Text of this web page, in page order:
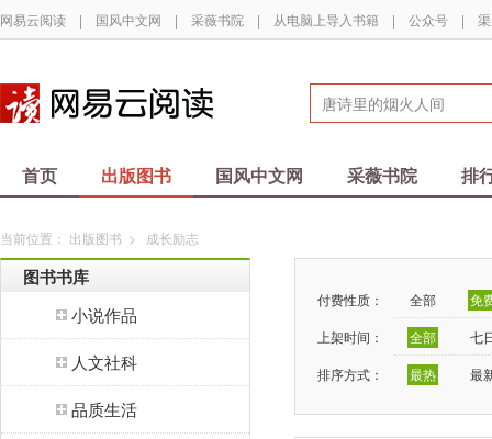
网易云阅读 | 国风中文网 | 采薇书院 | 从电脑上导入书籍 | 公众号 |
首页 出版图书 国风中文网 采薇书院 排
当前位置： 出版图书 > 成长励志
图书书库
小说作品
人文社科
品质生活
付费性质： 全部
免
上架时间：
全部
七
排序方式：
最热 最